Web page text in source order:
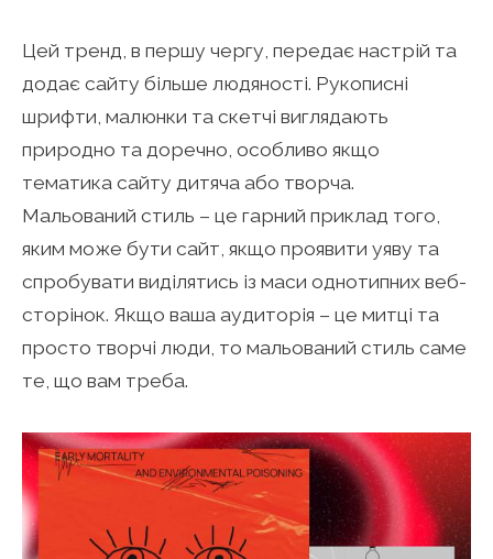
Цей тренд, в першу чергу, передає настрій та
додає сайту більше людяності. Рукописні
шрифти, малюнки та скетчі виглядають
природно та доречно, особливо якщо
тематика сайту дитяча або творча.
Мальований стиль – це гарний приклад того,
яким може бути сайт, якщо проявити уяву та
спробувати виділятись із маси однотипних веб-
сторінок. Якщо ваша аудиторія – це митці та
просто творчі люди, то мальований стиль саме
те, що вам треба.